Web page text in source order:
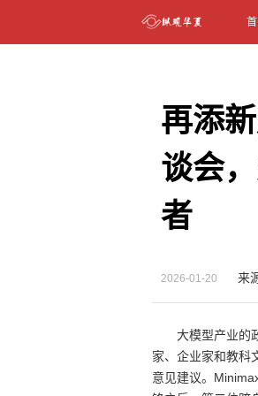
再添
谈会
者
2026-01-20 来
大模型产业的
家、企业家和教科
意见建议。